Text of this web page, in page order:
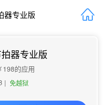
器专业版
器专业版
198的应用
| 免越狱